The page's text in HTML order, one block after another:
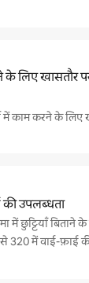
लिए खासतौर
में काम करने के
उपलब्धता
में छुट्टियाँ बिताने
से 320 में वाई-फ़ाई